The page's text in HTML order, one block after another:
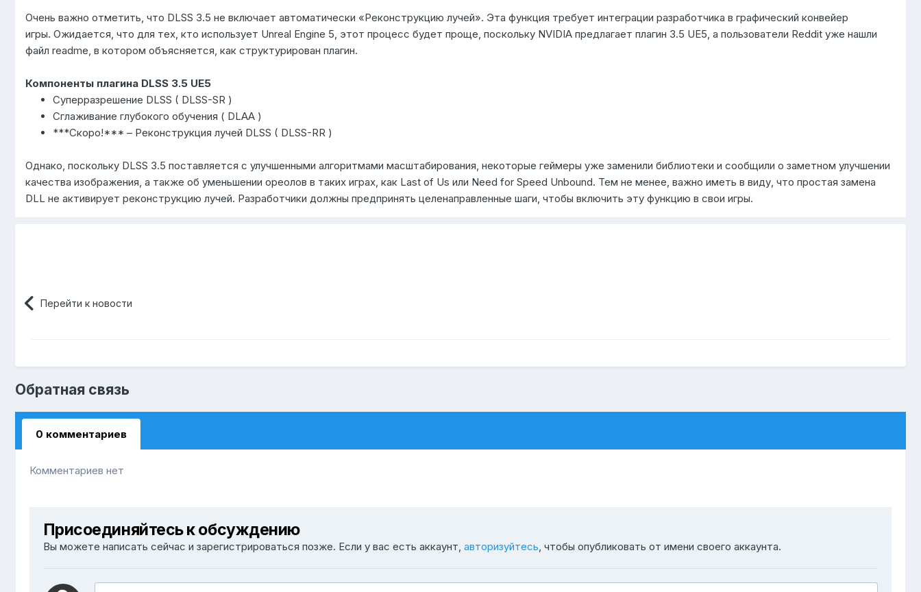
Очень важно отметить, что DLSS 3.5 не включает автоматически «Реконструкцию лучей». Эта функция требует интеграции разработчика в графический конвейер
игры. Ожидается, что для тех, кто использует Unreal Engine 5, этот процесс будет проще, поскольку NVIDIA предлагает плагин 3.5 UE5, а пользователи Reddit уже нашли
файл readme, в котором объясняется, как структурирован плагин.
Компоненты плагина DLSS 3.5 UE5
Суперразрешение DLSS ( DLSS-SR )
Сглаживание глубокого обучения ( DLAA )
***Скоро!*** – Реконструкция лучей DLSS ( DLSS-RR )
Однако, поскольку DLSS 3.5 поставляется с улучшенными алгоритмами масштабирования, некоторые геймеры уже заменили библиотеки и сообщили о заметном улучшении
качества изображения, а также об уменьшении ореолов в таких играх, как Last of Us или Need for Speed Unbound. Тем не менее, важно иметь в виду, что простая замена
DLL не активирует реконструкцию лучей. Разработчики должны предпринять целенаправленные шаги, чтобы включить эту функцию в свои игры.
Перейти к новости
Обратная связь
0 комментариев
Комментариев нет
Присоединяйтесь к обсуждению
Вы можете написать сейчас и зарегистрироваться позже. Если у вас есть аккаунт, авторизуйтесь, чтобы опубликовать от имени своего аккаунта.